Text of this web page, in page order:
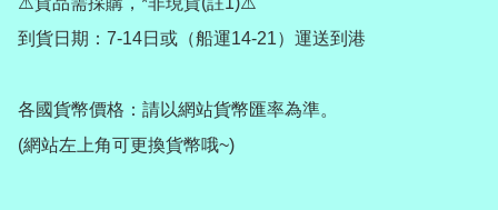
到貨日期：7-14日或（船運14-21）運送到港
各國貨幣價格：請以網站貨幣匯率為準。
(網站左上角可更換貨幣哦~)